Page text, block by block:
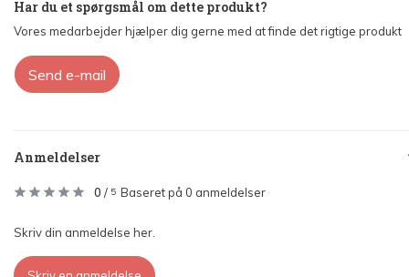
Har du et spørgsmål om dette produkt?
Vores medarbejder hjælper dig gerne med at finde det rigtige produkt
Send e-mail
Anmeldelser
0 / 5 Baseret på 0 anmeldelser
Skriv din anmeldelse her.